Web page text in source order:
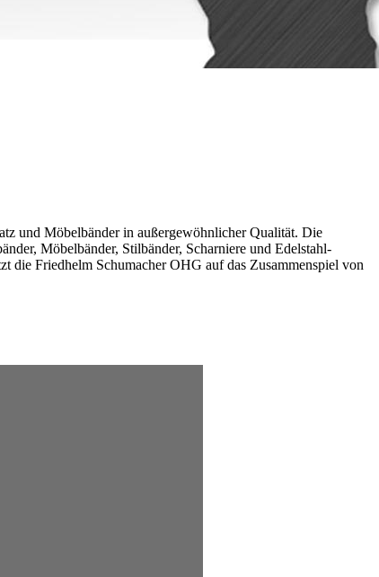
und Möbelbänder in außergewöhnlicher Qualität. Die
Möbelbänder, Stilbänder, Scharniere und Edelstahl-
die Friedhelm Schumacher OHG auf das Zusammenspiel von